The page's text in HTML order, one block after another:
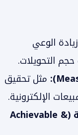
الوعي
حجم التحويلات.
مثل تحقيق
قابلة للتحقيق وواقعية (Achievable &